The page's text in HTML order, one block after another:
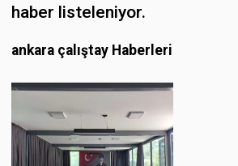
haber listeleniyor.
ankara çalıştay Haberleri